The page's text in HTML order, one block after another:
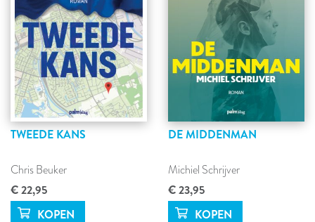
TWEEDE KANS
Chris Beuker
€ 22,95
DE MIDDENMAN
Michiel Schrijver
€ 23,95